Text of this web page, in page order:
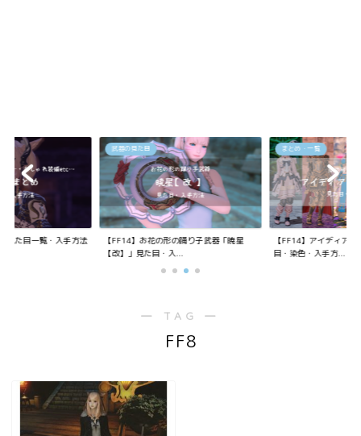
見た目一覧・入手方法
武器の見た目
【FF14】お花の形の踊り子武器「暁星
【改】」見た目・入...
まとめ・一覧
【FF14】アイディア
目・染色・入手方...
― TAG ―
FF8